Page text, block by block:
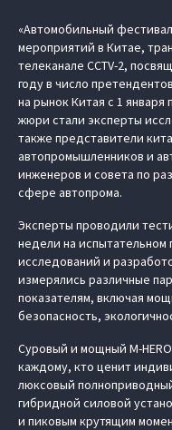
«Автомобильный
мероприятий в Китае,
телеканале CCTV-2,
году в число
на рынок Китая с 1 января
жюри стали эксперты
также представители
автопромышленников и
инженеров и совета по
сфере автопрома.
Эксперты проводили
недели на испытательном
исследований и
измерялись различные
показателям, включая
безопасность,
Суровый и мощный
каждому, кто ценит
люксовый
гибридной силовой
и пиковым крутящим